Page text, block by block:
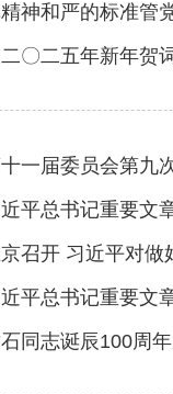
神和严的标准管
〇二五年新年贺词
一届委员会第九
平总书记重要文
召开 习近平对做
平总书记重要文
同志诞辰100周